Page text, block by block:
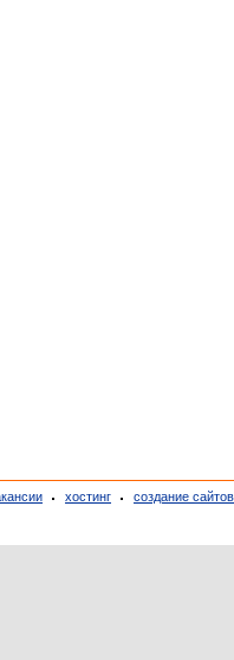
хостинг создание сайтов